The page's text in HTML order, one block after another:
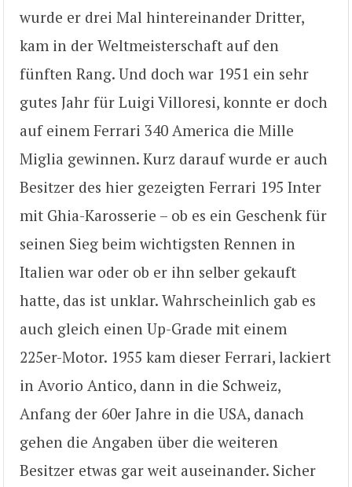
wurde er drei Mal hintereinander Dritter,
kam in der Weltmeisterschaft auf den
fünften Rang. Und doch war 1951 ein sehr
gutes Jahr für Luigi Villoresi, konnte er doch
auf einem Ferrari 340 America die Mille
Miglia gewinnen. Kurz darauf wurde er auch
Besitzer des hier gezeigten Ferrari 195 Inter
mit Ghia-Karosserie – ob es ein Geschenk für
seinen Sieg beim wichtigsten Rennen in
Italien war oder ob er ihn selber gekauft
hatte, das ist unklar. Wahrscheinlich gab es
auch gleich einen Up-Grade mit einem
225er-Motor. 1955 kam dieser Ferrari, lackiert
in Avorio Antico, dann in die Schweiz,
Anfang der 60er Jahre in die USA, danach
gehen die Angaben über die weiteren
Besitzer etwas gar weit auseinander. Sicher